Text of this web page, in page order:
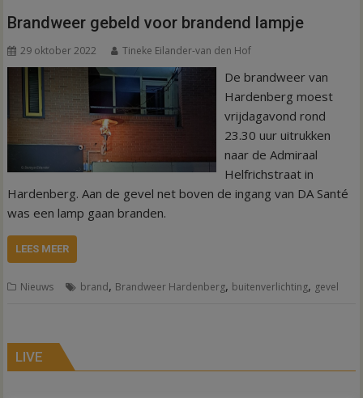
Brandweer gebeld voor brandend lampje
29 oktober 2022 Tineke Eilander-van den Hof
De brandweer van
Hardenberg moest
vrijdagavond rond
23.30 uur uitrukken
naar de Admiraal
Helfrichstraat in
Hardenberg. Aan de gevel net boven de ingang van DA Santé
was een lamp gaan branden.
LEES MEER
Nieuws brand, Brandweer Hardenberg, buitenverlichting, gevel
LIVE